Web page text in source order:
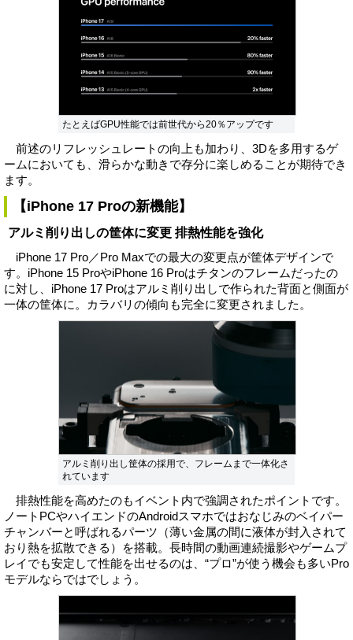
たとえばGPU性能では前世代から20％アップです
前述のリフレッシュレートの向上も加わり、3Dを多用するゲ
ームにおいても、滑らかな動きで存分に楽しめることが期待でき
ます。
【iPhone 17 Proの新機能】
アルミ削り出しの筐体に変更 排熱性能を強化
iPhone 17 Pro／Pro Maxでの最大の変更点が筐体デザインで
す。iPhone 15 ProやiPhone 16 Proはチタンのフレームだったの
に対し、iPhone 17 Proはアルミ削り出しで作られた背面と側面が
一体の筐体に。カラバリの傾向も完全に変更されました。
アルミ削り出し筐体の採用で、フレームまで一体化さ
れています
排熱性能を高めたのもイベント内で強調されたポイントです。
ノートPCやハイエンドのAndroidスマホではおなじみのベイパー
チャンバーと呼ばれるパーツ（薄い金属の間に液体が封入されて
おり熱を拡散できる）を搭載。長時間の動画連続撮影やゲームプ
レイでも安定して性能を出せるのは、“プロ”が使う機会も多いPro
モデルならではでしょう。